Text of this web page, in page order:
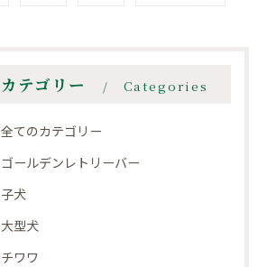
カテゴリー Categories
全てのカテゴリー
ゴールデンレトリーバー
子犬
大型犬
チワワ